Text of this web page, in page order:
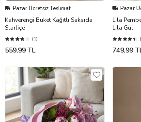
Pazar Ücretsiz Teslimat
Kahverengi Buket Kağıtlı Saksıda
Starliçe
(1)
559,99 TL
Pazar
Lila
Lila Gül
749,99